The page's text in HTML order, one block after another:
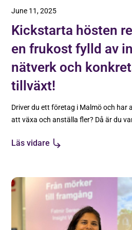
June 11, 2025
Kickstarta hösten
en frukost fylld av
nätverk och
tillväxt!
Driver du ett företag i Malmö och har
att växa och anställa fler? Då är du
tillsammans med oss på Tillväxt
möjlighet att träffa andra
redan växer med vårt stöd, höra deras
berättelser och erfarenheter från
med oss samt ställa frågor direkt till
Läs vidare